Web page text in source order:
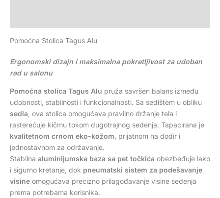
Pomoćna Stolica Tagus Alu
Ergonomski dizajn i maksimalna pokretljivost za udoban
rad u salonu
Pomoćna stolica Tagus Alu pruža savršen balans između
udobnosti, stabilnosti i funkcionalnosti. Sa sedištem u obliku
sedla , ova stolica omogućava pravilno držanje tela i
rasterećuje kičmu tokom dugotrajnog sedenja. Tapacirana je
kvalitetnom crnom eko-kožom , prijatnom na dodir i
jednostavnom za održavanje.
Stabilna aluminijumska baza sa pet točkića obezbeđuje lako
i sigurno kretanje, dok pneumatski sistem za podešavanje
visine omogućava precizno prilagođavanje visine sedenja
prema potrebama korisnika.